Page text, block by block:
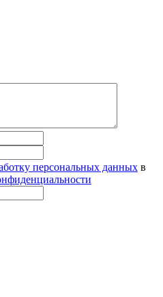
персональных данных в